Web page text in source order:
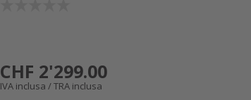
CHF 2'299.00
IVA inclusa / TRA inclusa